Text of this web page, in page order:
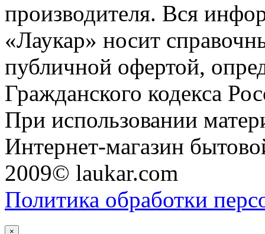
производителя. Вся
«Лаукар» носит
публичной офертой,
Гражданского кодекса
При использовании
Интернет-магазин
2009© laukar.com
Политика обработки
×